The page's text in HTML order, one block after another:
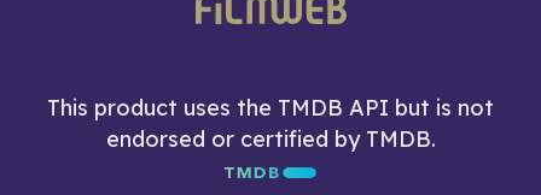
This product uses the TMDB API but is not
endorsed or certified by TMDB.